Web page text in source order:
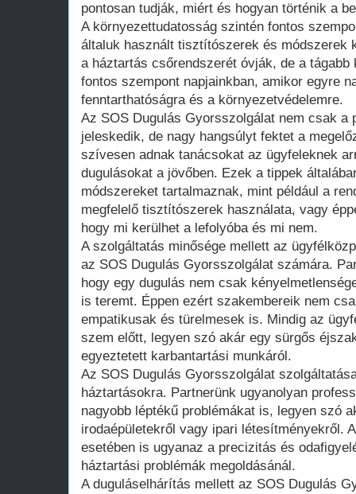
pontosan tudják, miért és hogyan történik a
A környezettudatosság szintén fontos
általuk használt tisztítószerek és módszerek
a háztartás csőrendszerét óvják, de a
fontos szempont napjainkban, amikor egyre
fenntarthatóságra és a környezetvédelemre.
Az SOS Dugulás Gyorsszolgálat nem csak a
jeleskedik, de nagy hangsúlyt fektet a
szívesen adnak tanácsokat az ügyfeleknek
dugulásokat a jövőben. Ezek a tippek
módszereket tartalmaznak, mint például a
megfelelő tisztítószerek használata, vagy
hogy mi kerülhet a lefolyóba és mi nem.
A szolgáltatás minősége mellett az
az SOS Dugulás Gyorsszolgálat számára.
hogy egy dugulás nem csak
is teremt. Éppen ezért szakembereik nem
empatikusak és türelmesek is. Mindig az
szem előtt, legyen szó akár egy sürgős
egyeztetett karbantartási munkáról.
Az SOS Dugulás Gyorsszolgálat
háztartásokra. Partnerünk ugyanolyan
nagyobb léptékű problémákat is, legyen szó
irodaépületekről vagy ipari létesítményekről.
esetében is ugyanaz a precizitás és
háztartási problémák megoldásánál.
A duguláselhárítás mellett az SOS Dugulás